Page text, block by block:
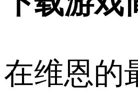
在维恩的